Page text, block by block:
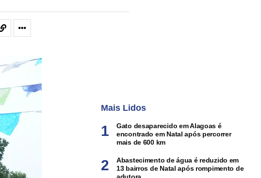
Mais Lidos
Gato desaparecido em Alagoas é
encontrado em Natal após percorrer
mais de 600 km
Abastecimento de água é reduzido em
13 bairros de Natal após rompimento de